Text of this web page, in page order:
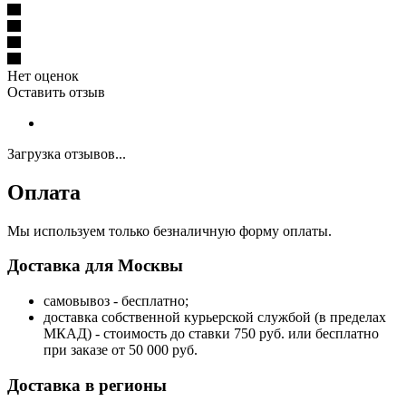
Нет оценок
Оставить отзыв
Загрузка отзывов...
Оплата
Мы используем только безналичную форму оплаты.
Доставка для Москвы
самовывоз - бесплатно;
доставка собственной курьерской службой (в пределах
МКАД) - стоимость до ставки 750 руб. или бесплатно
при заказе от 50 000 руб.
Доставка в регионы